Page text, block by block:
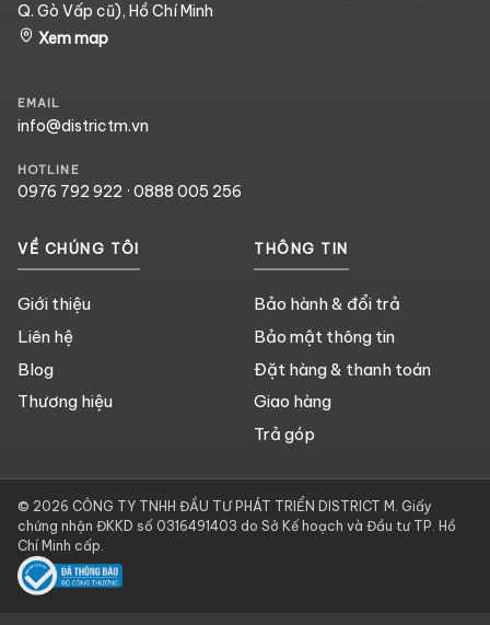
Q. Gò Vấp cũ), Hồ Chí Minh
Xem map
EMAIL
info@districtm.vn
HOTLINE
0976 792 922 · 0888 005 256
VỀ CHÚNG TÔI
Giới thiệu
Liên hệ
Blog
Thương hiệu
THÔNG TIN
Bảo hành & đổi trả
Bảo mật thông tin
Đặt hàng & thanh toán
Giao hàng
Trả góp
© 2026 CÔNG TY TNHH ĐẦU TƯ PHÁT TRIỂN DISTRICT M. Giấy
chứng nhận ĐKKD số 0316491403 do Sở Kế hoạch và Đầu tư TP. Hồ
Chí Minh cấp.